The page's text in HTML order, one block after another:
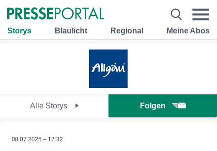
Storys Blaulicht Regional Meine Abos
Alle Storys Folgen
08.07.2025 – 17:32